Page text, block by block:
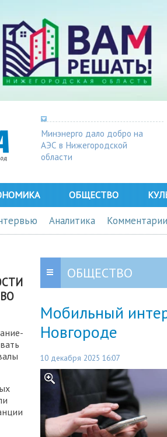
Минэнерго дало добро на
АЭС в Нижегородской
области
ОБЩЕСТВО
Аналитика Комментарии
ОБЩЕСТВО
Мобильный
Новгороде
10 декабря 2025 16:07